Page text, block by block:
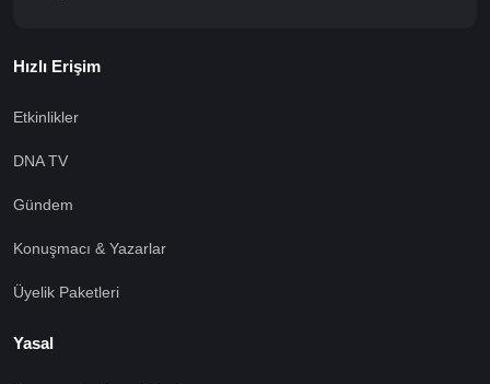
Hızlı Erişim
Etkinlikler
DNA TV
Gündem
Konuşmacı & Yazarlar
Üyelik Paketleri
Yasal